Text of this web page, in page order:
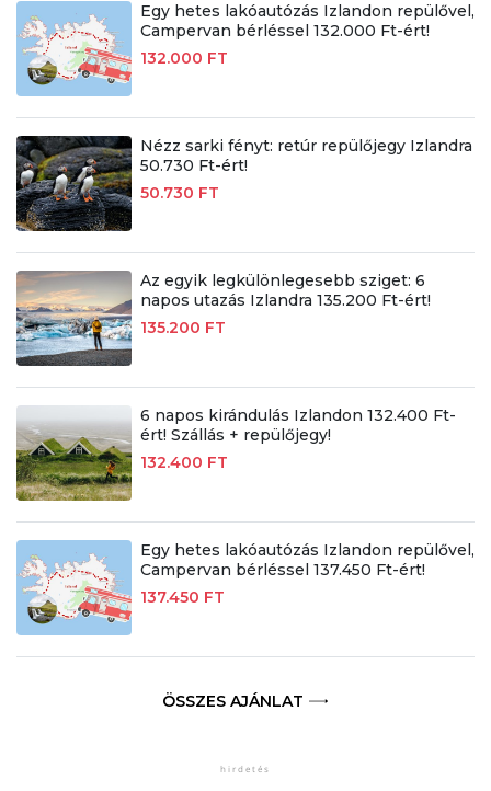
Egy hetes lakóautózás Izlandon repülővel,
Campervan bérléssel 132.000 Ft-ért!
132.000 FT
Nézz sarki fényt: retúr repülőjegy Izlandra
50.730 Ft-ért!
50.730 FT
Az egyik legkülönlegesebb sziget: 6
napos utazás Izlandra 135.200 Ft-ért!
135.200 FT
6 napos kirándulás Izlandon 132.400 Ft-
ért! Szállás + repülőjegy!
132.400 FT
Egy hetes lakóautózás Izlandon repülővel,
Campervan bérléssel 137.450 Ft-ért!
137.450 FT
ÖSSZES AJÁNLAT